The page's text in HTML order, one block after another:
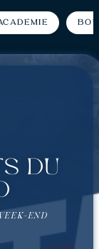
du
END